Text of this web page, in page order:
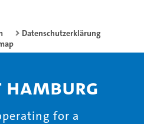
Datenschutzerklärung
for a